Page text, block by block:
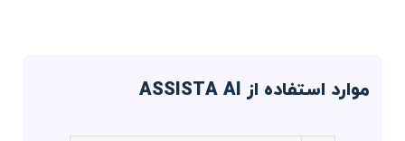
موارد استفاده از ASSISTA AI